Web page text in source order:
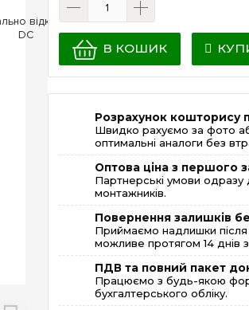
В КОШИК
Розрахунок кошторису
Швидко рахуємо за фото
оптимальні аналоги без
Оптова ціна з першого
Партнерські умови одразу
монтажників.
Повернення залишків
Приймаємо надлишки
можливе протягом 14 днів
ПДВ та повний пакет
Працюємо з будь-якою
бухгалтерського обліку.